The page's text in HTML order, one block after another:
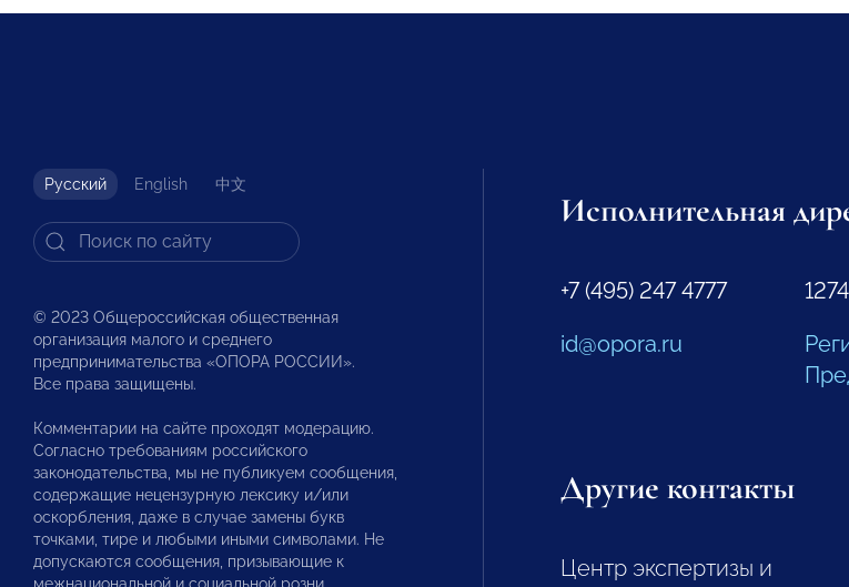
Русский English 中文
© 2023 Общероссийская общественная
организация малого и среднего
предпринимательства «ОПОРА РОССИИ».
Все права защищены.
Комментарии на сайте проходят модерацию.
Согласно требованиям российского
законодательства, мы не публикуем сообщения,
содержащие нецензурную лексику и/или
оскорбления, даже в случае замены букв
точками, тире и любыми иными символами. Не
допускаются сообщения, призывающие к
межнациональной и социальной розни.
Исполнительная
+7 (495) 247 4777
id@opora.ru
Другие контакты
Центр экспертизы и